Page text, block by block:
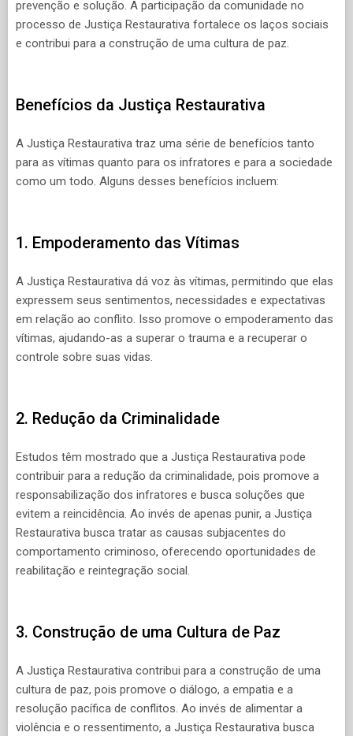
prevenção e solução. A participação da comunidade no
processo de Justiça Restaurativa fortalece os laços sociais
e contribui para a construção de uma cultura de paz.
Benefícios da Justiça Restaurativa
A Justiça Restaurativa traz uma série de benefícios tanto
para as vítimas quanto para os infratores e para a sociedade
como um todo. Alguns desses benefícios incluem:
1. Empoderamento das Vítimas
A Justiça Restaurativa dá voz às vítimas, permitindo que elas
expressem seus sentimentos, necessidades e expectativas
em relação ao conflito. Isso promove o empoderamento das
vítimas, ajudando-as a superar o trauma e a recuperar o
controle sobre suas vidas.
2. Redução da Criminalidade
Estudos têm mostrado que a Justiça Restaurativa pode
contribuir para a redução da criminalidade, pois promove a
responsabilização dos infratores e busca soluções que
evitem a reincidência. Ao invés de apenas punir, a Justiça
Restaurativa busca tratar as causas subjacentes do
comportamento criminoso, oferecendo oportunidades de
reabilitação e reintegração social.
3. Construção de uma Cultura de Paz
A Justiça Restaurativa contribui para a construção de uma
cultura de paz, pois promove o diálogo, a empatia e a
resolução pacífica de conflitos. Ao invés de alimentar a
violência e o ressentimento, a Justiça Restaurativa busca